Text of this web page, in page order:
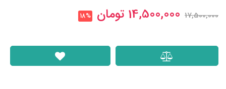
17,500,000
14,500,000 تومان 18%